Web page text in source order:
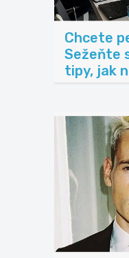
Chcete
Sežeňte
tipy, jak